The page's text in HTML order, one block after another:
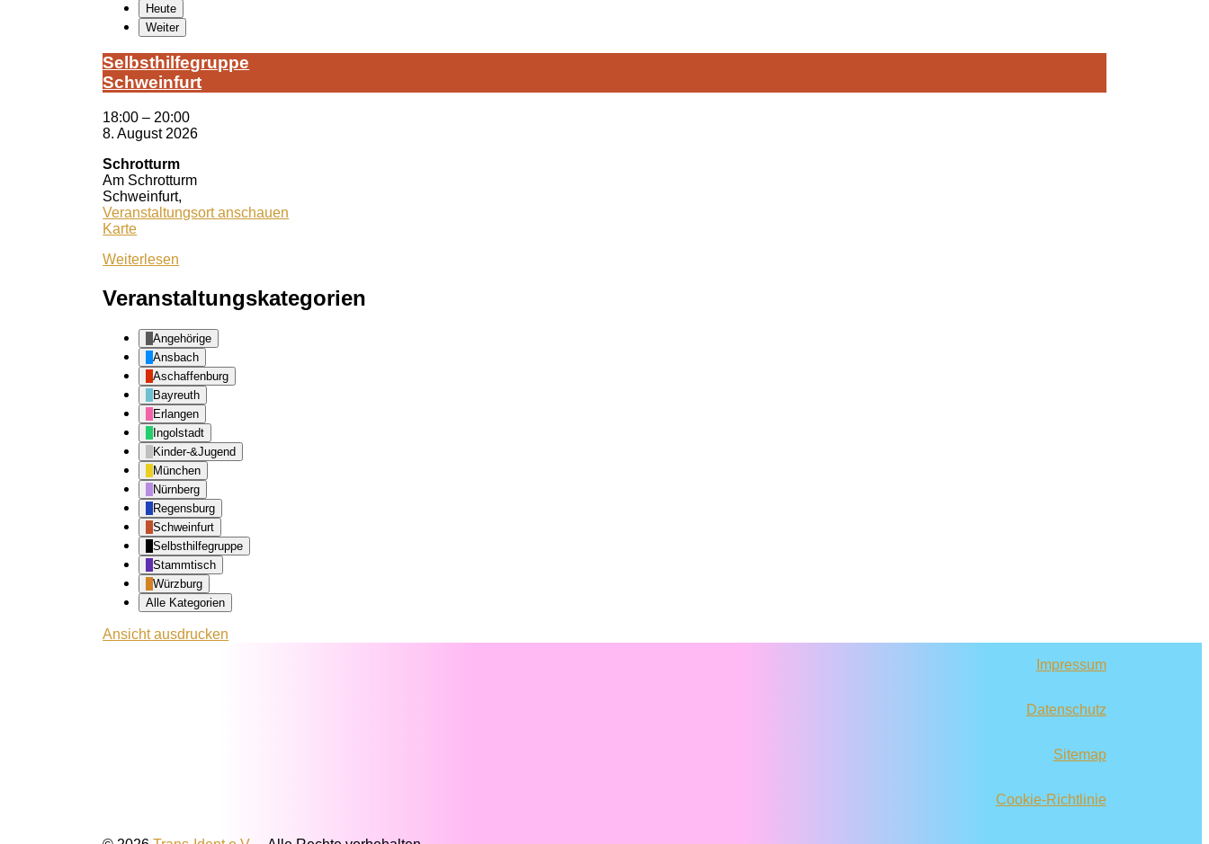
Heute
Weiter
Selbst­hil­fe­grup­pe
Schwein­furt
18:00 – 20:00
8. August 2026
Schrotturm
Am Schrotturm
Schweinfurt,
Veranstaltungsort anschauen
KarteSchrotturm
Weiterlesen
Veranstaltungskategorien
Angehörige
Ansbach
Aschaffenburg
Bayreuth
Erlangen
Ingolstadt
Kinder-&Jugend
München
Nürnberg
Regensburg
Schweinfurt
Selbsthilfegruppe
Stammtisch
Würzburg
Alle Kategorien
Ansichtausdrucken
Impressum
Datenschutz
Sitemap
Cookie-Richtlinie